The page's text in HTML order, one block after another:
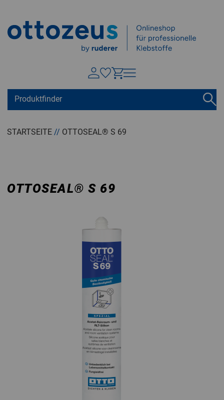
Springen zu
Tastaturkurzbefehle
STARTSEITE // OTTOSEAL® S 69
OTTOSEAL® S 69